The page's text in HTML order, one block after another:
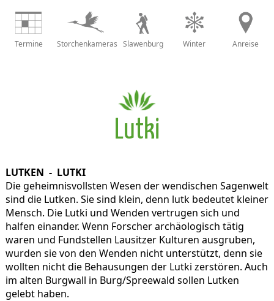
Termine Storchenkameras Slawenburg Winter Anreise
Lutki
LUTKEN - LUTKI
Die geheimnisvollsten Wesen der wendischen Sagenwelt
sind die Lutken. Sie sind klein, denn lutk bedeutet kleiner
Mensch. Die Lutki und Wenden vertrugen sich und
halfen einander. Wenn Forscher archäologisch tätig
waren und Fundstellen Lausitzer Kulturen ausgruben,
wurden sie von den Wenden nicht unterstützt, denn sie
wollten nicht die Behausungen der Lutki zerstören. Auch
im alten Burgwall in Burg/Spreewald sollen Lutken
gelebt haben.